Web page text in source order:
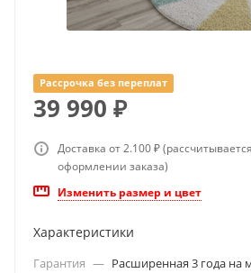
Рассрочка без переплат
39 990 ₽
Доставка от 2.100 ₽
оформлении заказа)
Изменить размер и цвет
Характеристики
Гарантия — Расширенная 3 года на